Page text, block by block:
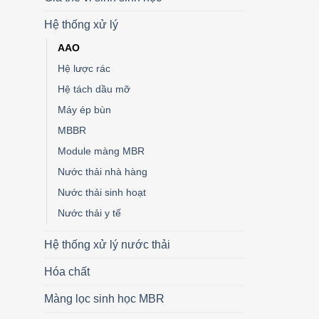
Hệ thống xử lý
AAO
Hệ lược rác
Hệ tách dầu mỡ
Máy ép bùn
MBBR
Module màng MBR
Nước thải nhà hàng
Nước thải sinh hoạt
Nước thải y tế
Hệ thống xử lý nước thải
Hóa chất
Màng lọc sinh học MBR